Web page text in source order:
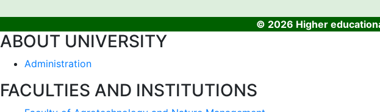
© 2026 Higher
ABOUT UNIVERSITY
Administration
FACULTIES AND INSTITUTIONS